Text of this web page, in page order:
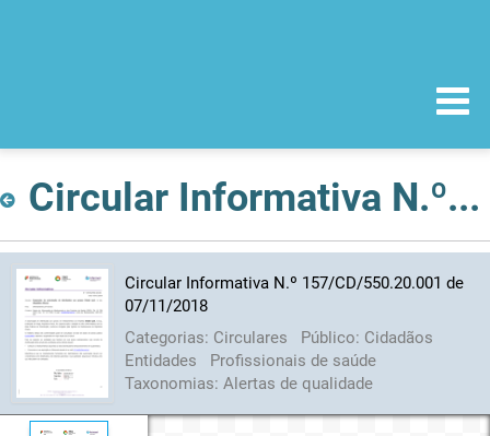
Circular Informativa N.º 157/CD/550.20.001 de 07/11/2018
Circular Informativa N.º 157/CD/550.20.001 de
07/11/2018
Categorias: Circulares Público: Cidadãos
Entidades
Profissionais de saúde
Taxonomias: Alertas de qualidade